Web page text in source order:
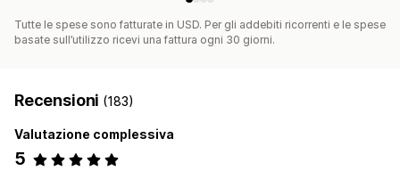
Tutte le spese sono fatturate in USD. Per gli addebiti ricorrenti e le spese
basate sull’utilizzo ricevi una fattura ogni 30 giorni.
Recensioni (183)
Valutazione complessiva
5